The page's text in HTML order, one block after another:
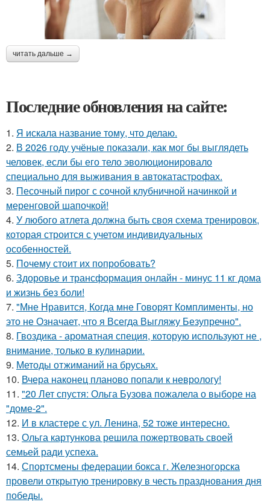
читать дальше →
Последние обновления на сайте:
1. Я искала название тому, что делаю.
2. В 2026 году учёные показали, как мог бы выглядеть
человек, если бы его тело эволюционировало
специально для выживания в автокатастpoфах.
3. Песочный пирог с сочной клубничной начинкой и
меренговой шапочкой!
4. У любого атлета должна быть своя схема тренировок,
которая строится с учетом индивидуальных
особенностей.
5. Почему стоит их попробовать?
6. Здоровье и трансформация онлайн - минус 11 кг дома
и жизнь без боли!
7. "Мне Нравится, Когда мне Говорят Комплименты, но
это не Означает, что я Всегда Выгляжу Безупречно".
8. Гвоздика - ароматная специя, которую используют не ,
внимание, только в кулинарии.
9. Методы отжиманий на брусьях.
10. Вчера наконец планово попали к неврологу!
11. "20 Лет спустя: Ольга Бузова пожалела о выборе на
"доме-2".
12. И в кластере с ул. Ленина, 52 тоже интересно.
13. Ольга картункова решила пожертвовать своей
семьей ради успеха.
14. Спортсмены федерации бокса г. Железногорска
провели открытую тренировку в честь празднования дня
победы.